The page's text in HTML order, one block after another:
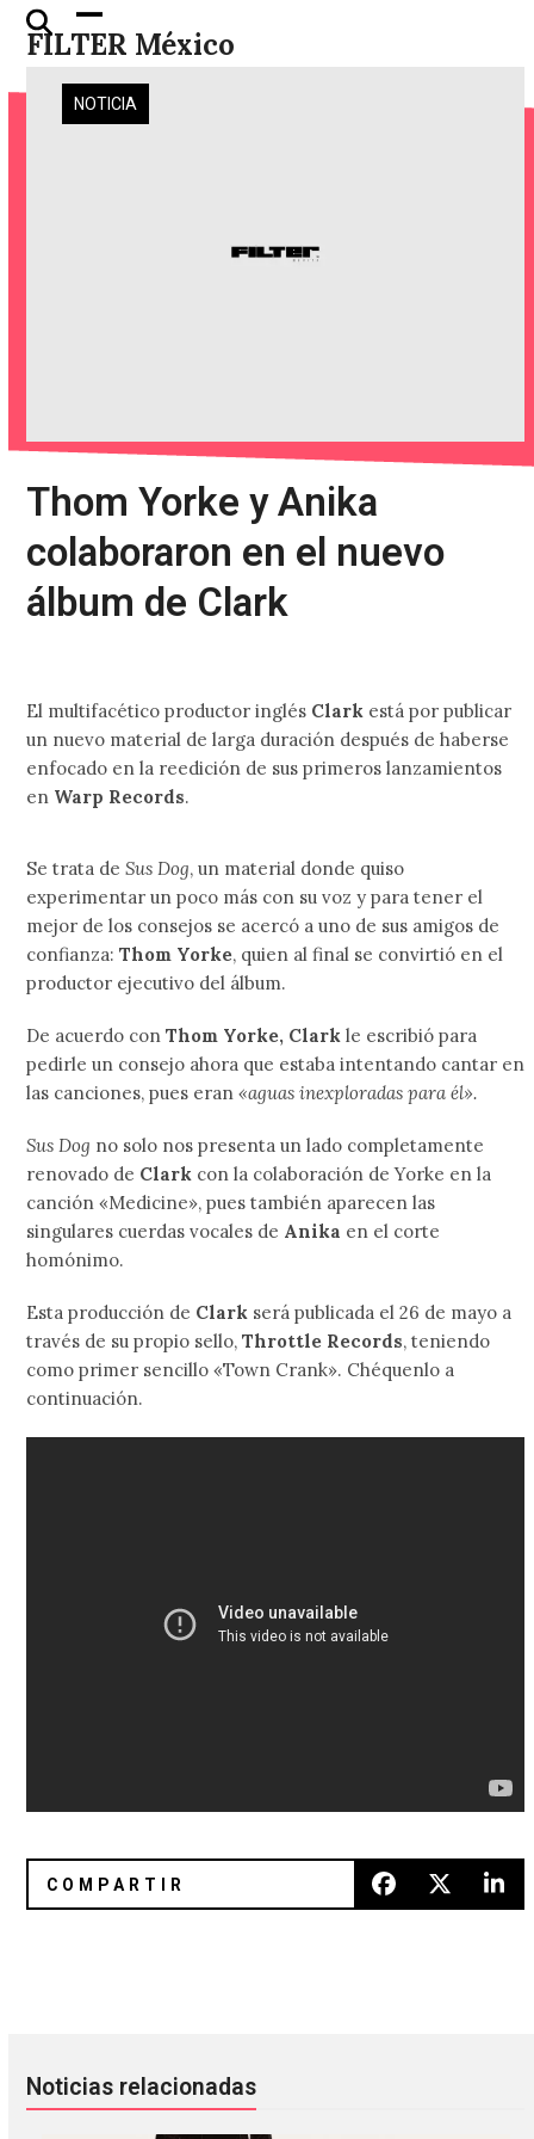
Skip
FILTER México
Open
mobile
menu
Close
mobile
menu
NOTICIA
Thom Yorke y Anika
colaboraron en el nuevo
álbum de Clark
El multifacético productor inglés Clark está por publicar
un nuevo material de larga duración después de haberse
enfocado en la reedición de sus primeros lanzamientos
en Warp Records.
Se trata deSus Dog, un material donde quiso
experimentar un poco más con su voz y para tener el
mejor de los consejos se acercó a uno de sus amigos de
confianza:Thom Yorke, quien al final se convirtió en el
productor ejecutivo del álbum.
De acuerdo conThom Yorke, Clark le escribió para
pedirle un consejo ahora que estaba intentando cantar en
las canciones, pues eran «aguas inexploradas para él».
Sus Dog no solo nos presenta un lado completamente
renovado de Clark con la colaboración de Yorke en la
canción «Medicine», pues también aparecen las
singulares cuerdas vocales de Anika en el corte
homónimo.
Esta producción de Clark será publicada el 26 de mayo a
través de su propio sello,Throttle Records, teniendo
como primer sencillo «Town Crank». Chéquenlo a
continuación.
Noticias relacionadas